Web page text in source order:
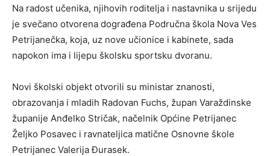
Na radost učenika, njihovih roditelja i nastavnika u srijedu
je svečano otvorena dograđena Područna škola Nova Ves
Petrijanečka, koja, uz nove učionice i kabinete, sada
napokon ima i lijepu školsku sportsku dvoranu.
Novi školski objekt otvorili su ministar znanosti,
obrazovanja i mladih Radovan Fuchs, župan Varaždinske
županije Anđelko Stričak, načelnik Općine Petrijanec
Željko Posavec i ravnateljica matične Osnovne škole
Petrijanec Valerija Đurasek.